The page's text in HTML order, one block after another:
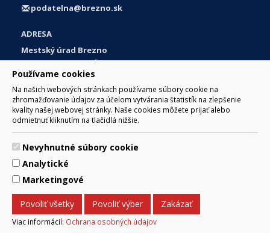
Používame cookies
Na našich webových stránkach používame súbory cookie na
zhromažďovanie údajov za účelom vytvárania štatistík na zlepšenie
kvality našej webovej stránky. Naše cookies môžete prijať alebo
odmietnuť kliknutím na tlačidlá nižšie.
Nevyhnutné súbory cookie
Analytické
Marketingové
Povoliť všetky Povoliť výber Zakázať
Viac informácií: Ochrana osobných údajov
podatelna@brezno.sk
ADRESA
Mestský úrad Brezno
Námestie gen. M. R. Štefánika 1
977 01 Brezno
Slovakia (Slovak Republic)
© 2017 Mesto Brezno, Námestie gen. M. R. Štefánika 1, Brezno
977 01 Tel.: 048/28 56 301, 048/28 56 302 Email:
Za obsah zodpovedá Mesto Brezno. Technický prevádzkovateľ:
Arrabella, s.r.o. , Pod Donátom 12/136 Žiar nad Hronom 965 01
podpora@internetova-stranka.sk
Prehlásenie o prístupnosti
Ochrana osobných údajov